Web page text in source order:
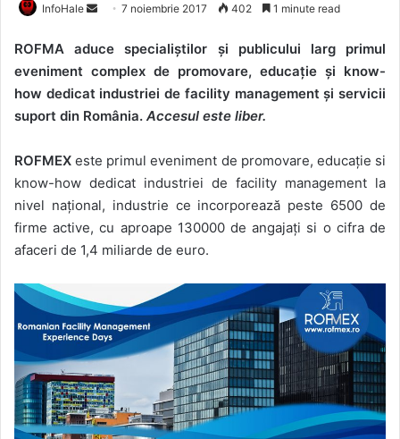
InfoHale
Send
email
7 noiembrie 2017 402 1 minute read
ROFMA aduce specialiștilor și publicului larg primul
eveniment complex de promovare, educație și know-
how dedicat industriei de facility management și servicii
suport din România. Accesul este liber.
ROFMEX este primul eveniment de promovare, educație si
know-how dedicat industriei de facility management la
nivel național, industrie ce incorporează peste 6500 de
firme active, cu aproape 130000 de angajați si o cifra de
afaceri de 1,4 miliarde de euro.